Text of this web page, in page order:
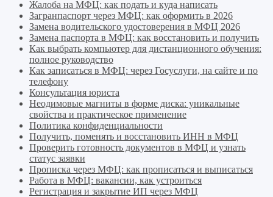
Жалоба на МФЦ: как подать и куда написать
Загранпаспорт через МФЦ: как оформить в 2026
Замена водительского удостоверения в МФЦ 2026
Замена паспорта в МФЦ: как восстановить и получить
Как выбрать компьютер для дистанционного обучения:
полное руководство
Как записаться в МФЦ: через Госуслуги, на сайте и по
телефону
Консультация юриста
Неодимовые магниты в форме диска: уникальные
свойства и практическое применение
Политика конфиденциальности
Получить, поменять и восстановить ИНН в МФЦ
Проверить готовность документов в МФЦ и узнать
статус заявки
Прописка через МФЦ: как прописаться и выписаться
Работа в МФЦ: вакансии, как устроиться
Регистрация и закрытие ИП через МФЦ